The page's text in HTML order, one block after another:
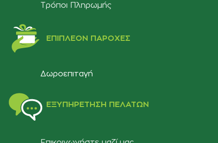
Τρόποι Πληρωμής
ΕΠΙΠΛΈΟΝ ΠΑΡΟΧΈΣ
Δωροεπιταγή
ΕΞΥΠΗΡΈΤΗΣΗ ΠΕΛΑΤΏΝ